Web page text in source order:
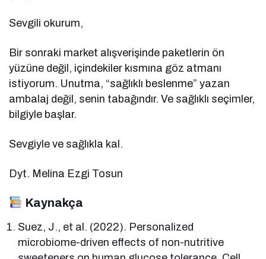
Sevgili okurum,
Bir sonraki market alışverişinde paketlerin ön
yüzüne değil, içindekiler kısmına göz atmanı
istiyorum. Unutma, “sağlıklı beslenme” yazan
ambalaj değil, senin tabağındır. Ve sağlıklı seçimler,
bilgiyle başlar.
Sevgiyle ve sağlıkla kal.
Dyt. Melina Ezgi Tosun
Kaynakça
Suez, J., et al. (2022). Personalized
microbiome-driven effects of non-nutritive